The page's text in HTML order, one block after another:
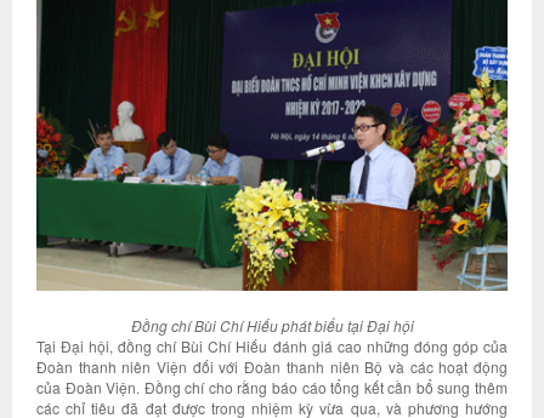
Đồng chí Bùi Chí Hiếu phát biểu tại Đại hội
Tại Đại hội, đồng chí Bùi Chí Hiếu đánh giá cao những đóng góp của
Đoàn thanh niên Viện đối với Đoàn thanh niên Bộ và các hoạt động
của Đoàn Viện. Đồng chí cho rằng báo cáo tổng kết cần bổ sung thêm
các chỉ tiêu đã đạt được trong nhiệm kỳ vừa qua, và phương hướng